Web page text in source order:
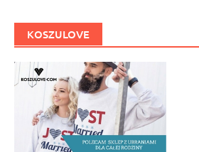
KOSZULOVE